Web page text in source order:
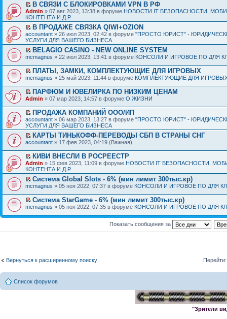
В СВЯЗИ С БЛОКИРОВКАМИ VPN В РФ
Admin » 07 авг 2023, 13:38 в форуме НОВОСТИ IT БЕЗОПАСНОСТИ,
КОНТЕНТА И Д.Р.
В ПРОДАЖЕ СВЯЗКА QIWI+OZION
accountant » 26 июл 2023, 02:42 в форуме "ПРОСТО ЮРИСТ" -
УСЛУГИ ДЛЯ ВАШЕГО БИЗНЕСА
BELAGIO CASINO - NEW ONLINE SYSTEM
mcmagnus » 22 июл 2023, 13:41 в форуме КОНСОЛИ И ИГРОВОЕ ПО ДЛЯ
ПЛАТЫ, ЗАМКИ, КОМПЛЕКТУЮЩИЕ ДЛЯ ИГРОВЫХ
mcmagnus » 25 май 2023, 11:44 в форуме КОМПЛЕКТУЮЩИЕ ДЛЯ
ПАРФЮМ И ЮВЕЛИРКА ПО НИЗКИМ ЦЕНАМ
Admin » 07 мар 2023, 14:57 в форуме О ЖИЗНИ
ПРОДАЖА КОМПАНИЙ ООО/ИП
accountant » 06 мар 2023, 13:27 в форуме "ПРОСТО ЮРИСТ" -
УСЛУГИ ДЛЯ ВАШЕГО БИЗНЕСА
КАРТЫ ТИНЬКОФФ-ПЕРЕВОДЫ СБП В СТРАНЫ СНГ
accountant » 17 фев 2023, 04:19 (Важная)
КИВИ ВНЕСЛИ В РОСРЕЕСТР
Admin » 15 фев 2023, 11:09 в форуме НОВОСТИ IT БЕЗОПАСНОСТИ,
КОНТЕНТА И Д.Р.
Система Global Slots - 6% (мин лимит 300тыс.кр)
mcmagnus » 05 ноя 2022, 07:37 в форуме КОНСОЛИ И ИГРОВОЕ ПО ДЛЯ
Система StarGame - 6% (мин лимит 300тыс.кр)
mcmagnus » 05 ноя 2022, 07:35 в форуме КОНСОЛИ И ИГРОВОЕ ПО ДЛЯ
Показать сообщения за
Вернуться к расширенному поиску Перейти:
Список форумов
"Зрители